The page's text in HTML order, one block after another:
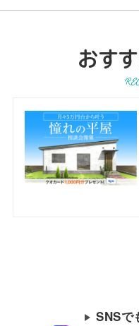
おす
SNSで